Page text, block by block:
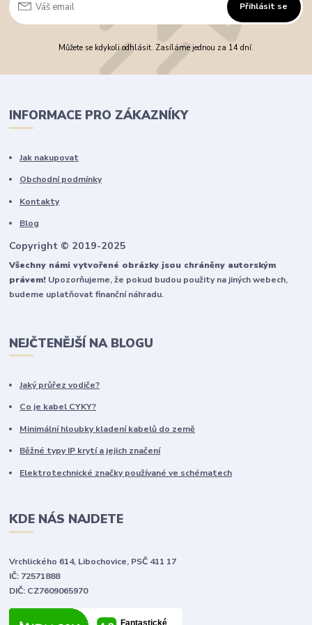
Přihlásit se
Můžete se kdykoli odhlásit. Zasíláme jednou za 14 dní.
INFORMACE PRO ZÁKAZNÍKY
Jak nakupovat
Obchodní podmínky
Kontakty
Blog
Copyright © 2019-2025
Všechny námi vytvořené obrázky jsou chráněny autorským
právem! Upozorňujeme, že pokud budou použity na jiných webech,
budeme uplatňovat finanční náhradu.
NEJČTENĚJŠÍ NA BLOGU
Jaký průřez vodiče?
Co je kabel CYKY?
Minimální hloubky kladení kabelů do země
Běžné typy IP krytí a jejich značení
Elektrotechnické značky používané ve schématech
KDE NÁS NAJDETE
Vrchlického 614, Libochovice, PSČ 411 17
IČ: 72571888
DIČ: CZ7609065970